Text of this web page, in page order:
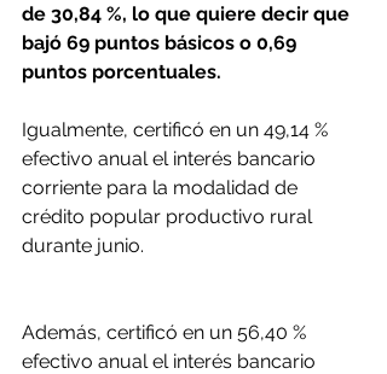
de 30,84 %, lo que quiere decir que
bajó 69 puntos básicos o 0,69
puntos porcentuales.
Igualmente, certificó en un 49,14 %
efectivo anual el interés bancario
corriente para la modalidad de
crédito popular productivo rural
durante junio.
Además, certificó en un 56,40 %
efectivo anual el interés bancario